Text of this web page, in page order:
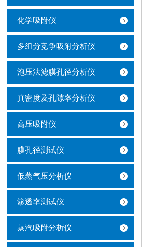
化学吸附仪
多组分竞争吸附分析仪
泡压法滤膜孔径分析仪
真密度及孔隙率分析仪
高压吸附仪
膜孔径测试仪
低蒸气压分析仪
渗透率测试仪
蒸汽吸附分析仪